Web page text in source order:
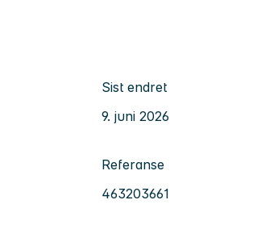
Sist endret
9. juni 2026
Referanse
463203661